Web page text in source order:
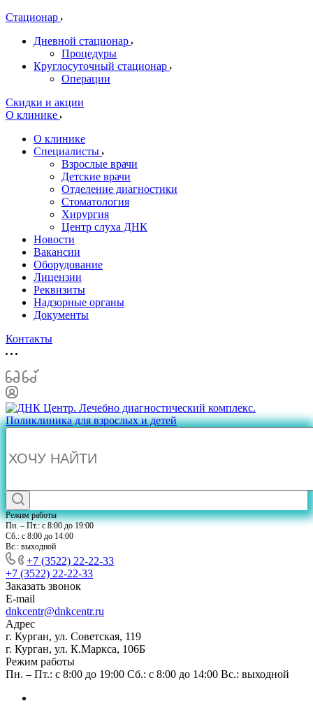
Стационар
Дневной стационар
Процедуры
Круглосуточный стационар
Операции
Скидки и акции
О клинике
О клинике
Специалисты
Взрослые врачи
Детские врачи
Отделение диагностики
Стоматология
Хирургия
Центр слуха ДНК
Новости
Вакансии
Оборудование
Лицензии
Реквизиты
Надзорные органы
Документы
Контакты
Режим работы
Пн. – Пт.: с 8:00 до 19:00
Сб.: с 8:00 до 14:00
Вс.: выходной
+7 (3522) 22-22-33
+7 (3522) 22-22-33
Заказать звонок
E-mail
dnkcentr@dnkcentr.ru
Адрес
г. Курган, ул. Советская, 119
г. Курган, ул. К.Маркса, 106Б
Режим работы
Пн. – Пт.: с 8:00 до 19:00 Сб.: с 8:00 до 14:00 Вс.: выходной